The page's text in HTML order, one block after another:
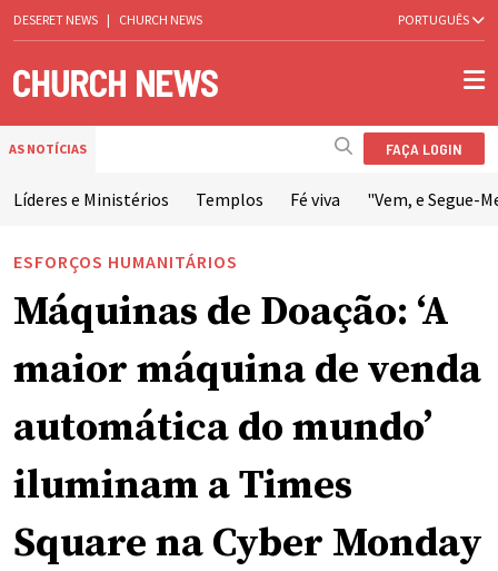
DESERET NEWS | CHURCH NEWS PORTUGUÊS
AS NOTÍCIAS FAÇA LOGIN
Líderes e Ministérios Templos Fé viva "Vem, e Segue-
ESFORÇOS HUMANITÁRIOS
Máquinas de Doação: ‘A
maior máquina de venda
automática do mundo’
iluminam a Times
Square na Cyber Monday